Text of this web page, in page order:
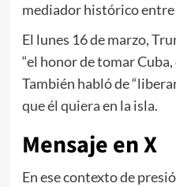
mediador histórico entre
El lunes 16 de marzo,
“el honor de tomar Cuba,
También habló de
que él quieraen la isla.
Mensaje en X
En ese contexto de